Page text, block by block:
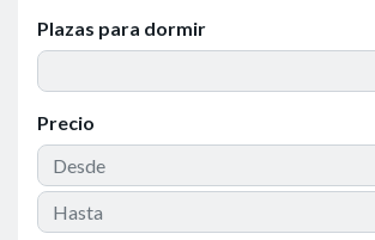
Plazas para dormir
Precio